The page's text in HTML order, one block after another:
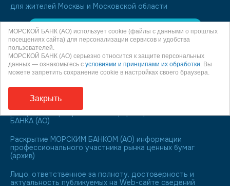
для жителей Москвы и Московской области
Войти
Информация о процентных ставках по договорам
банковского вклада с физическими лицами
Страница в сети Интернет, на которой осуществляется
раскрытие корпоративной информации МОРСКОГО
БАНКА (АО)
Раскрытие МОРСКИМ БАНКОМ (АО) информации
профессионального участника рынка ценных бумаг
(архив)
Лицо, ответственное за полноту, достоверность и
актуальность публикуемых на Web-сайте сведений
МОРСКОЙ БАНК (АО) использует cookie (файлы с данными о прошлых
посещениях сайта) для персонализации сервисов и удобства
пользователей.
МОРСКОЙ БАНК (АО) серьезно относится к защите персональных
данных — ознакомьтесь с условиями и принципами их обработки. Вы
можете запретить сохранение cookie в настройках своего браузера.
Закрыть